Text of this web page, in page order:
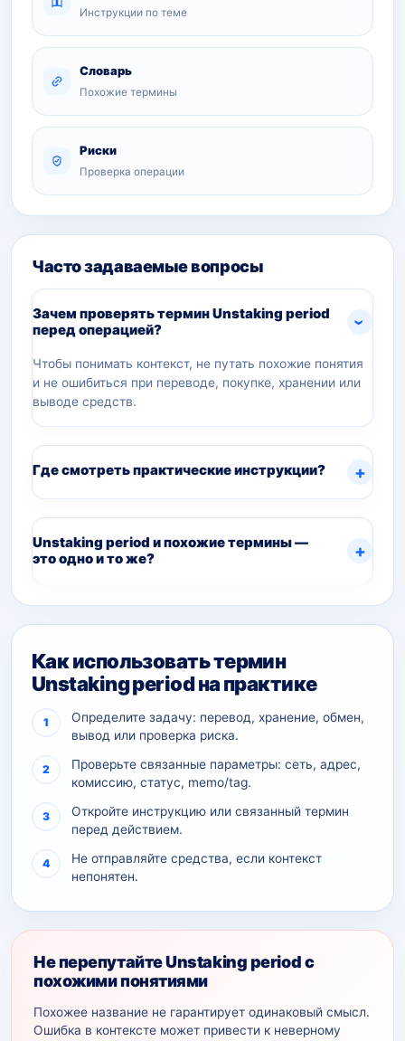
Инструкции по теме
Словарь
Похожие термины
Риски
Проверка операции
Часто задаваемые вопросы
Зачем проверять термин Unstaking period
перед операцией?
Чтобы понимать контекст, не путать похожие понятия
и не ошибиться при переводе, покупке, хранении или
выводе средств.
Где смотреть практические инструкции?
Unstaking period и похожие термины —
это одно и то же?
Как использовать термин
Unstaking period на практике
Определите задачу: перевод, хранение, обмен,
вывод или проверка риска.
Проверьте связанные параметры: сеть, адрес,
комиссию, статус, memo/tag.
Откройте инструкцию или связанный термин
перед действием.
Не отправляйте средства, если контекст
непонятен.
Не перепутайте Unstaking period с
похожими понятиями
Похожее название не гарантирует одинаковый смысл.
Ошибка в контексте может привести к неверному